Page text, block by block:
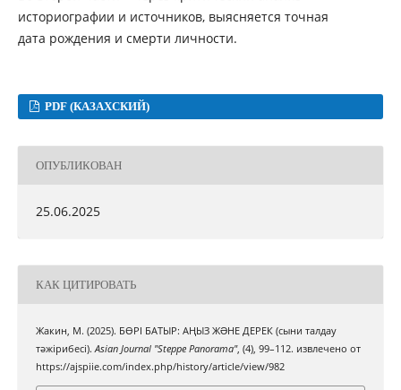
историографии и источников, выясняется точная
дата рождения и смерти личности.
PDF (КАЗАХСКИЙ)
ОПУБЛИКОВАН
25.06.2025
КАК ЦИТИРОВАТЬ
Жакин, М. (2025). БӨРІ БАТЫР: АҢЫЗ ЖƏНЕ ДЕРЕК (сыни талдау
тәжірибесі).Asian Journal "Steppe Panorama", (4), 99–112. извлечено от
https://ajspiie.com/index.php/history/article/view/982